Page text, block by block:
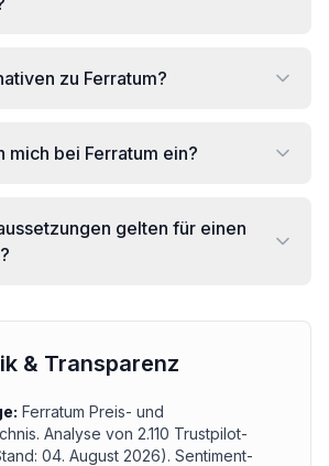
zu Ferratum?
mich bei Ferratum ein?
gelten für einen
& Transparenz
Ferratum Preis- und
Analyse von 2.110 Trustpilot-
04. August 2026). Sentiment-